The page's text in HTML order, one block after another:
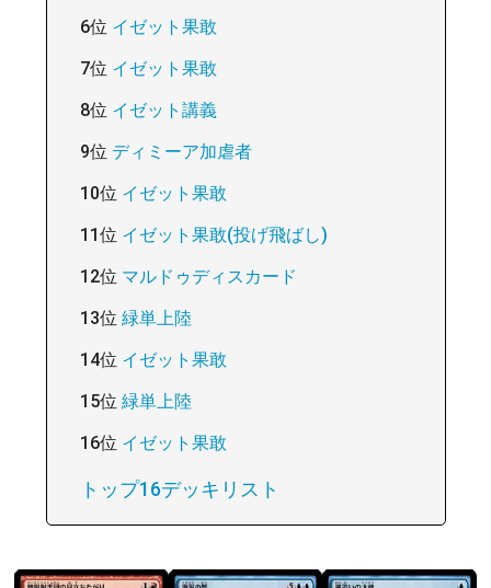
6位 イゼット果敢
7位 イゼット果敢
8位 イゼット講義
9位 ディミーア加虐者
10位 イゼット果敢
11位 イゼット果敢(投げ飛ばし)
12位 マルドゥディスカード
13位 緑単上陸
14位 イゼット果敢
15位 緑単上陸
16位 イゼット果敢
トップ16デッキリスト